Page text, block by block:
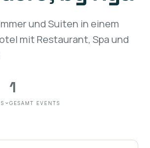
und Suiten in einem
mit Restaurant, Spa und
1
GESAMT EVENTS